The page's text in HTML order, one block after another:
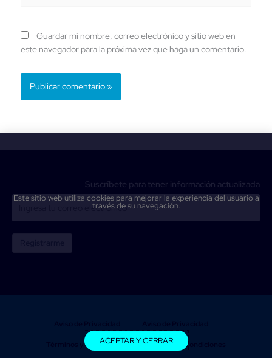
Guardar mi nombre, correo electrónico y sitio web en
este navegador para la próxima vez que haga un comentario.
Suscríbete para tener información actualizada
Términos y condiciones Términos y condiciones
Este sitio web utiliza cookies para mejorar la experiencia del usuario a
través de su navegación.
ACEPTAR Y CERRAR